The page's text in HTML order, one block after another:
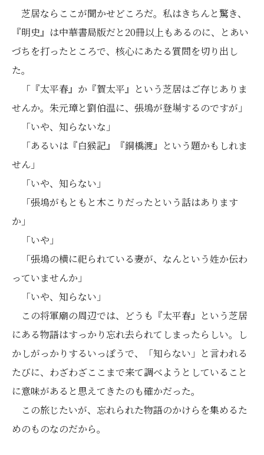
芝居ならここが聞かせどころだ。私はきちんと驚き、
『明史』は中華書局版だと20冊以上もあるのに、とあい
づちを打ったところで、核心にあたる質問を切り出し
た。
「『太平春』か『賀太平』という芝居はご存じありま
せんか。朱元璋と劉伯温に、張塢が登場するのですが」
「いや、知らないな」
「あるいは『白猴記』『銅橋渡』という題かもしれま
せん」
「いや、知らない」
「張塢がもともと木こりだったという話はあります
か」
「いや」
「張塢の横に祀られている妻が、なんという姓か伝わ
っていませんか」
「いや、知らない」
この将軍廟の周辺では、どうも『太平春』という芝居
にある物語はすっかり忘れ去られてしまったらしい。し
かしがっかりするいっぽうで、「知らない」と言われる
たびに、わざわざここまで来て調べようとしていること
に意味があると思えてきたのも確かだった。
この旅じたいが、忘れられた物語のかけらを集めるた
めのものなのだから。